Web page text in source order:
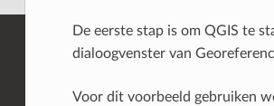
De eerste stap is om QGIS te
dialoogvenster van
Voor dit voorbeeld gebruiken